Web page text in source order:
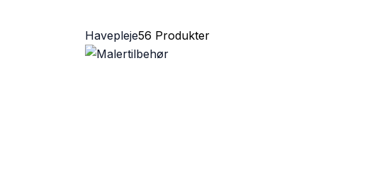
Havepleje56 Produkter